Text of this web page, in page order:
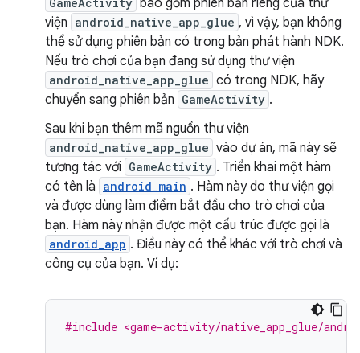
bao gồm phiên bản riêng của thư
viện android_native_app_glue , vì vậy, bạn không
thể sử dụng phiên bản có trong bản phát hành NDK.
Nếu trò chơi của bạn đang sử dụng thư viện
android_native_app_glue có trong NDK, hãy
chuyển sang phiên bản GameActivity .
Sau khi bạn thêm mã nguồn thư viện
android_native_app_glue vào dự án, mã này sẽ
tương tác với GameActivity . Triển khai một hàm
có tên là android_main . Hàm này do thư viện gọi
và được dùng làm điểm bắt đầu cho trò chơi của
bạn. Hàm này nhận được một cấu trúc được gọi là
android_app . Điều này có thể khác với trò chơi và
công cụ của bạn. Ví dụ:
#include <game-activity/native_app_glue/